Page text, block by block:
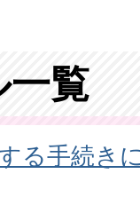
一覧
る手続き